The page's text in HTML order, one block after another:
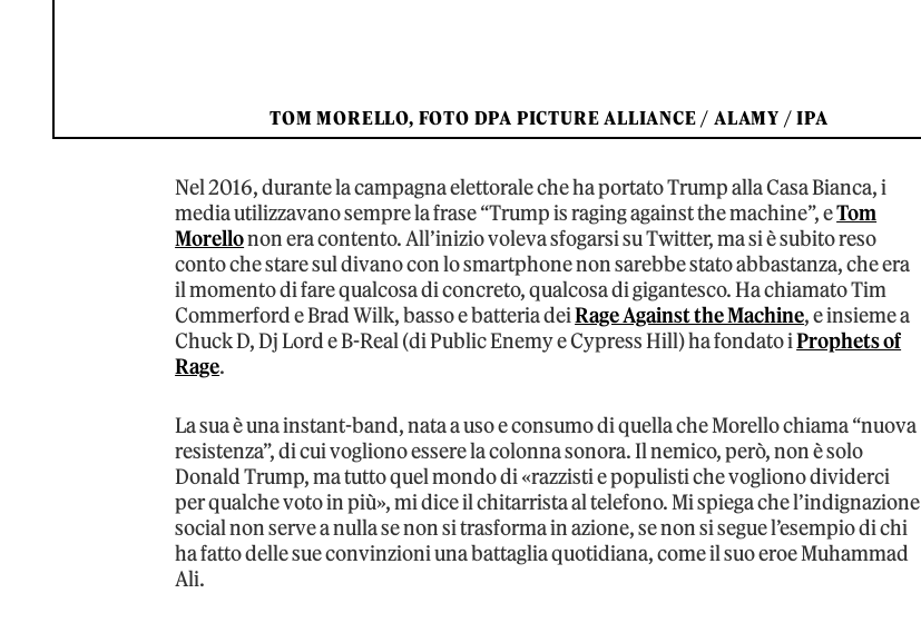
TOM MORELLO, FOTO DPA PICTURE ALLIANCE / ALAMY / IPA
Nel 2016, durante la campagna elettorale che ha portato Trump alla Casa Bianca, i
media utilizzavano sempre la frase “Trump is raging against the machine”, eTom
Morellonon era contento. All’inizio voleva sfogarsi su Twitter, ma si è subito reso
conto che stare sul divano con lo smartphone non sarebbe stato abbastanza, che era
il momento di fare qualcosa di concreto, qualcosa di gigantesco. Ha chiamato Tim
Commerford e Brad Wilk, basso e batteria deiRage Against the Machine, e insieme a
Chuck D, Dj Lord e B-Real (di Public Enemy e Cypress Hill) ha fondato iProphets of
Rage.
La sua è una instant-band, nata a uso e consumo di quella che Morello chiama “nuova
resistenza”, di cui vogliono essere la colonna sonora. Il nemico, però, non è solo
Donald Trump, ma tutto quel mondo di «razzisti e populisti che vogliono dividerci
per qualche voto in più», mi dice il chitarrista al telefono. Mi spiega che l’indignazione
social non serve a nulla se non si trasforma in azione, se non si segue l’esempio di chi
ha fatto delle sue convinzioni una battaglia quotidiana, come il suo eroe Muhammad
Ali.